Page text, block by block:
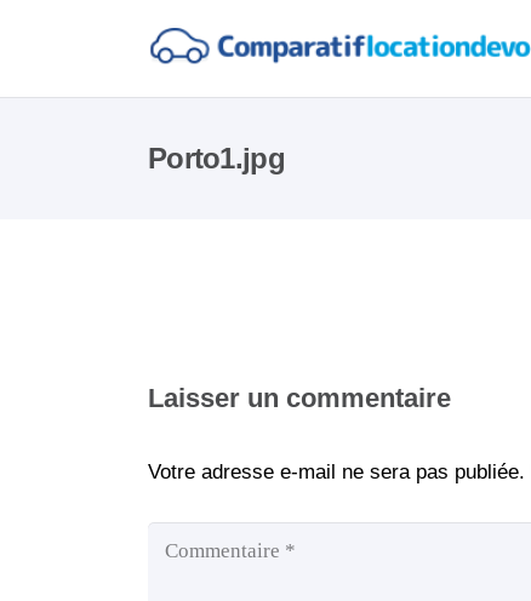
Porto1.jpg
Laisser un commentaire
Votre adresse e-mail ne sera pas publiée.